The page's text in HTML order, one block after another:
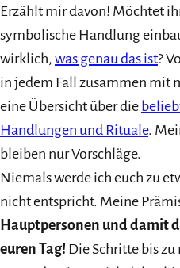
Erzählt mir davon! Möchtet
symbolische Handlung
wirklich, was genau das ist?
in jedem Fall zusammen mit
eine Übersicht über die
Handlungen und Rituale.
bleiben nur Vorschläge.
Niemals werde ich euch zu
nicht entspricht. Meine
Hauptpersonen und damit
euren Tag! Die Schritte bis